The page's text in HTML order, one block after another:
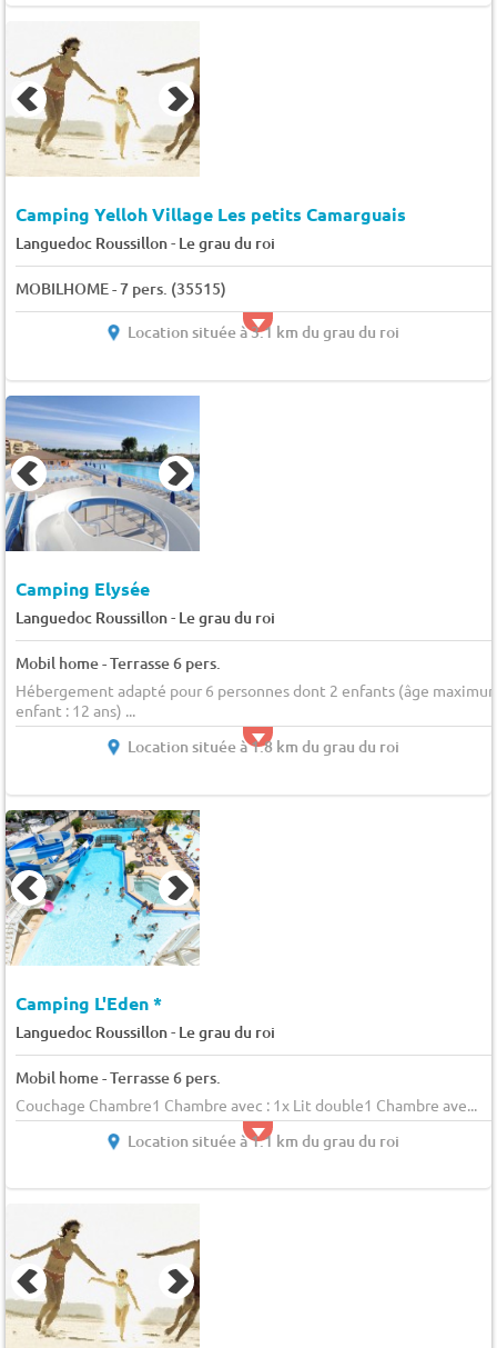
Camping Yelloh Village Les petits Camarguais
Languedoc Roussillon- Le grau du roi
MOBILHOME - 7 pers. (35515)
Location située à 3.1 km du grau du roi
Camping Elysée
Languedoc Roussillon- Le grau du roi
Mobil home - Terrasse 6 pers.
Hébergement adapté pour 6 personnes dont 2 enfants (âge
enfant : 12 ans) ...
Location située à 1.8 km du grau du roi
Camping L'Eden *
Languedoc Roussillon- Le grau du roi
Mobil home - Terrasse 6 pers.
Couchage Chambre1 Chambre avec : 1x Lit double1 Chambre ave...
Location située à 1.1 km du grau du roi